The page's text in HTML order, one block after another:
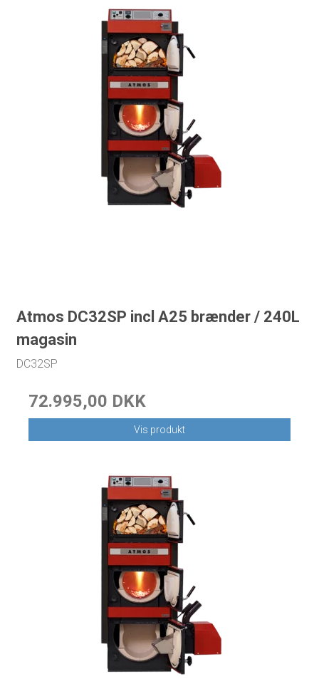
Atmos DC32SP incl A25 brænder / 240L
magasin
DC32SP
72.995,00 DKK
Vis produkt